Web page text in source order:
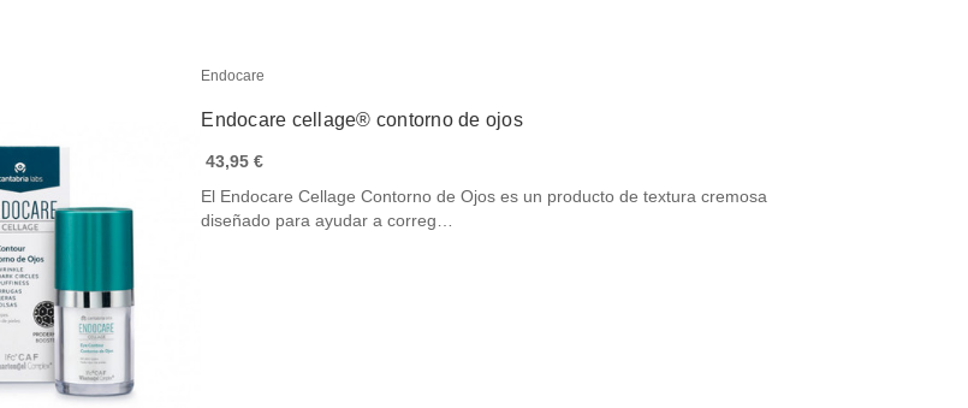
Endocare
Endocare cellage® contorno de ojos
43,95 €
El Endocare Cellage Contorno de Ojos es un producto de textura cremosa
diseñado para ayudar a correg…